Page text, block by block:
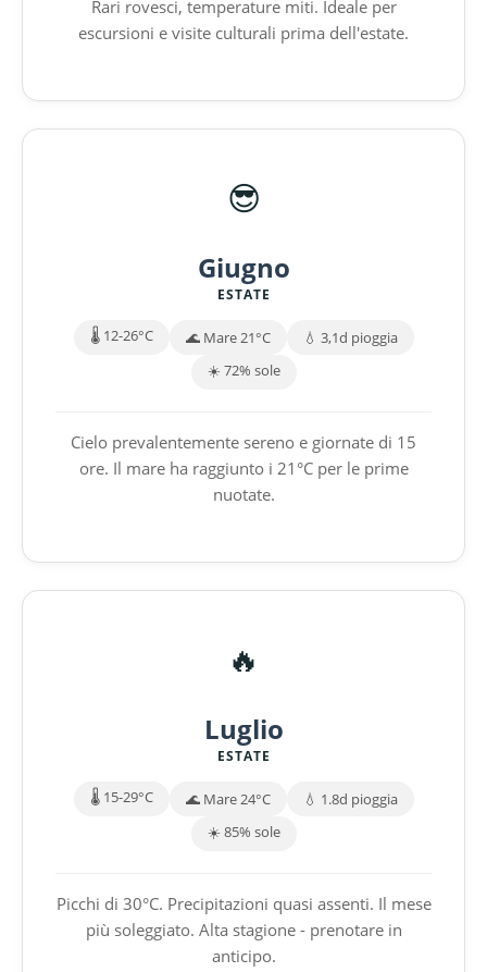
Rari rovesci, temperature miti. Ideale per
escursioni e visite culturali prima dell'estate.
😎
Giugno
ESTATE
🌡️ 12-26°C 🌊 Mare 21°C
💧 3,1d pioggia
☀️ 72% sole
Cielo prevalentemente sereno e giornate di 15
ore. Il mare ha raggiunto i 21°C per le prime
nuotate.
🔥
Luglio
ESTATE
🌡️ 15-29°C 🌊 Mare 24°C
💧 1.8d pioggia
☀️ 85% sole
Picchi di 30°C. Precipitazioni quasi assenti. Il mese
più soleggiato. Alta stagione - prenotare in
anticipo.